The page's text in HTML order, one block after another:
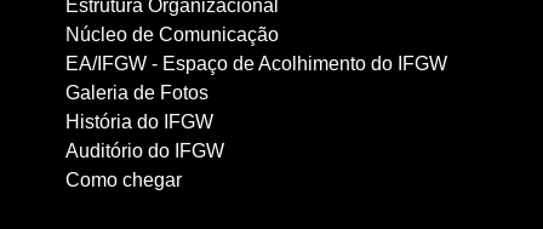
Estrutura Organizacional
Núcleo de Comunicação
EA/IFGW - Espaço de Acolhimento do IFGW
Galeria de Fotos
História do IFGW
Auditório do IFGW
Como chegar